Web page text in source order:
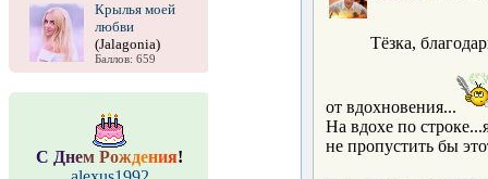
Крылья моей
любви
(Jalagonia)
Баллов: 659
С Днем Рождения!
Тёзка,
от вдохновения...
На вдохе по
не пропустить бы